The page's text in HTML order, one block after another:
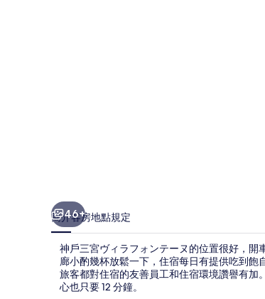
相
片
集
46+
簡介客房地點規定
神戶三宮ヴィラフォンテーヌ的位置很好，
廊小酌幾杯放鬆一下，住宿每日有提供吃到飽
旅客都對住宿的友善員工和住宿環境讚譽有加
心也只要 12 分鐘。